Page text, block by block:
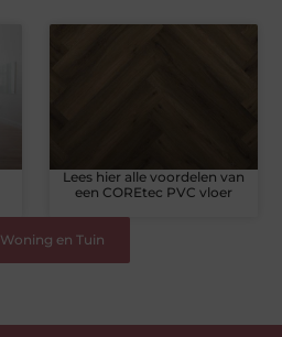
Lees hier alle voordelen van
een COREtec PVC vloer
Woning en Tuin